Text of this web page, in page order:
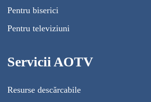
Pentru biserici
Pentru televiziuni
Servicii AOTV
Resurse descărcabile